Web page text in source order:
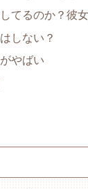
てるのか？彼
しない？
やばい